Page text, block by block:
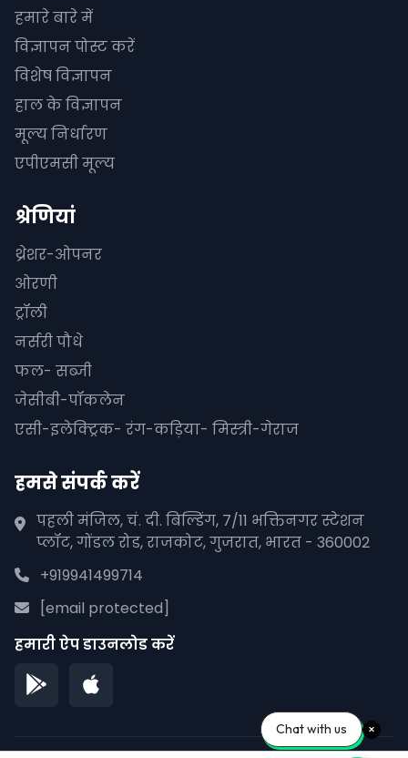
हमारे बारे में
विज्ञापन पोस्ट करें
विशेष विज्ञापन
हाल के विज्ञापन
मूल्य निर्धारण
एपीएमसी मूल्य
श्रेणियां
थ्रेशर-ओपनर
ओरणी
ट्रॉली
नर्सरी पौधे
फल- सब्जी
जेसीबी-पॉकलेन
एसी-इलेक्ट्रिक- रंग-कड़िया- मिस्त्री-गेराज
हमसे संपर्क करें
पहली मंजिल, चं. दी. बिल्डिंग, 7/11 भक्तिनगर स्टेशन
प्लॉट, गोंडल रोड, राजकोट, गुजरात, भारत - 360002
+919941499714
[email protected]
हमारी ऐप डाउनलोड करें
Chat with us